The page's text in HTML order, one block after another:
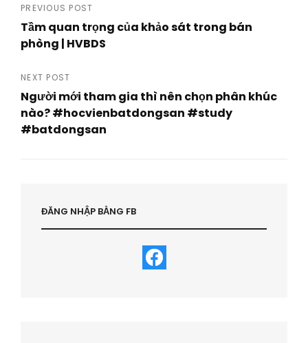
Post
navigation
PREVIOUS POST
Tầm quan trọng của khảo sát trong bán
phòng | HVBDS
Post
NEXT POST
Người mới tham gia thì nên chọn phân khúc
nào? #hocvienbatdongsan #study
#batdongsan
ĐĂNG NHẬP BẰNG FB